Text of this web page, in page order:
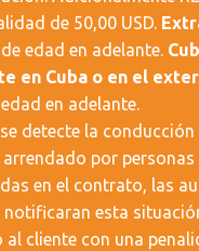
de 50,00 USD.
edad en adelante.
en Cuba o en el
en adelante.
detecte la conducción
por personas
en el contrato, las
notificaran esta
cliente con una